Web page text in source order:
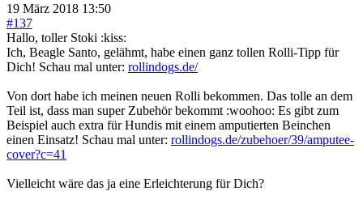
19 März 2018 13:50
#137
Hallo, toller Stoki :kiss:
Ich, Beagle Santo, gelähmt, habe einen ganz tollen Rolli-Tipp für
Dich! Schau mal unter: rollindogs.de/
Von dort habe ich meinen neuen Rolli bekommen. Das tolle an dem
Teil ist, dass man super Zubehör bekommt :woohoo: Es gibt zum
Beispiel auch extra für Hundis mit einem amputierten Beinchen
einen Einsatz! Schau mal unter: rollindogs.de/zubehoer/39/amputee-
cover?c=41
Vielleicht wäre das ja eine Erleichterung für Dich?